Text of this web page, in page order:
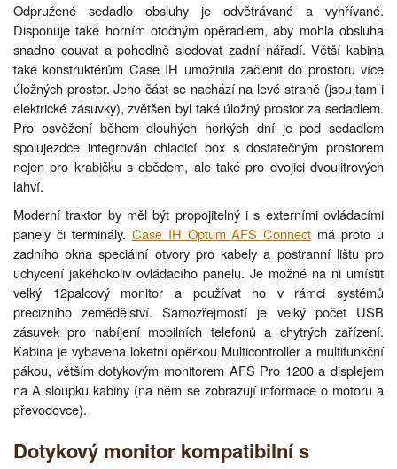
Odpružené sedadlo obsluhy je odvětrávané a vyhřívané.
Disponuje také horním otočným opěradlem, aby mohla obsluha
snadno couvat a pohodlně sledovat zadní nářadí. Větší kabina
také konstruktérům Case IH umožnila začlenit do prostoru více
úložných prostor. Jeho část se nachází na levé straně (jsou tam i
elektrické zásuvky), zvětšen byl také úložný prostor za sedadlem.
Pro osvěžení během dlouhých horkých dní je pod sedadlem
spolujezdce integrován chladicí box s dostatečným prostorem
nejen pro krabičku s obědem, ale také pro dvojici dvoulitrových
lahví.
Moderní traktor by měl být propojitelný i s externími ovládacími
panely či terminály. Case IH Optum AFS Connect má proto u
zadního okna speciální otvory pro kabely a postranní lištu pro
uchycení jakéhokoliv ovládacího panelu. Je možné na ni umístit
velký 12palcový monitor a používat ho v rámci systémů
precizního zemědělství. Samozřejmostí je velký počet USB
zásuvek pro nabíjení mobilních telefonů a chytrých zařízení.
Kabina je vybavena loketní opěrkou Multicontroller a multifunkční
pákou, větším dotykovým monitorem AFS Pro 1200 a displejem
na A sloupku kabiny (na něm se zobrazují informace o motoru a
převodovce).
Dotykový monitor kompatibilní s